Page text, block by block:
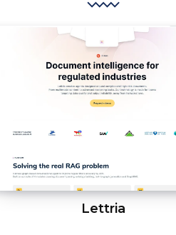
Lettria